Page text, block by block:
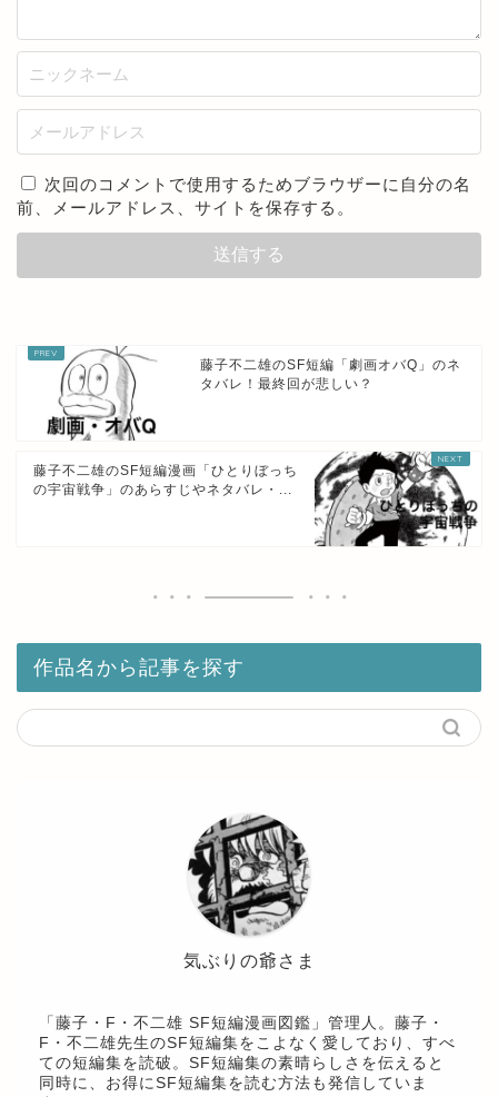
次回のコメントで使用するためブラウザーに自分の名
前、メールアドレス、サイトを保存する。
藤子不二雄のSF短編「劇画オバQ」のネ
タバレ！最終回が悲しい？
藤子不二雄のSF短編漫画「ひとりぼっち
の宇宙戦争」のあらすじやネタバレ・...
作品名から記事を探す
気ぶりの爺さま
「藤子・F・不二雄 SF短編漫画図鑑」管理人。藤子・
F・不二雄先生のSF短編集をこよなく愛しており、すべ
ての短編集を読破。SF短編集の素晴らしさを伝えると
同時に、お得にSF短編集を読む方法も発信していま